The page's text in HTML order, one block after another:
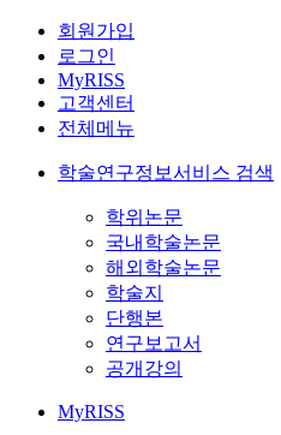
회원가입
로그인
MyRISS
고객센터
전체메뉴
학술연구정보서비스 검색
학위논문
국내학술논문
해외학술논문
학술지
단행본
연구보고서
공개강의
MyRISS